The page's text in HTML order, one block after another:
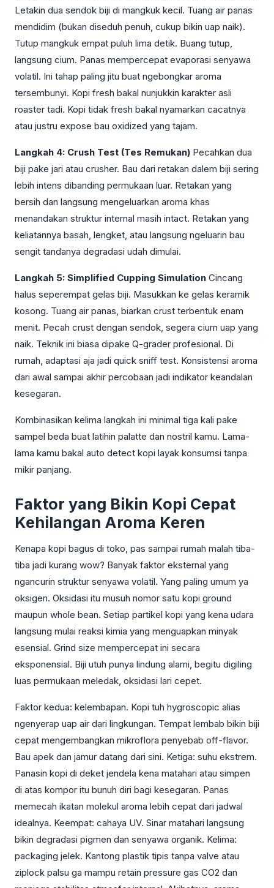
Letakin dua sendok biji di mangkuk kecil. Tuang air panas
mendidim (bukan diseduh penuh, cukup bikin uap naik).
Tutup mangkuk empat puluh lima detik. Buang tutup,
langsung cium. Panas mempercepat evaporasi senyawa
volatil. Ini tahap paling jitu buat ngebongkar aroma
tersembunyi. Kopi fresh bakal nunjukkin karakter asli
roaster tadi. Kopi tidak fresh bakal nyamarkan cacatnya
atau justru expose bau oxidized yang tajam.
Langkah 4: Crush Test (Tes Remukan) Pecahkan dua
biji pake jari atau crusher. Bau dari retakan dalem biji sering
lebih intens dibanding permukaan luar. Retakan yang
bersih dan langsung mengeluarkan aroma khas
menandakan struktur internal masih intact. Retakan yang
keliatannya basah, lengket, atau langsung ngeluarin bau
sengit tandanya degradasi udah dimulai.
Langkah 5: Simplified Cupping Simulation Cincang
halus seperempat gelas biji. Masukkan ke gelas keramik
kosong. Tuang air panas, biarkan crust terbentuk enam
menit. Pecah crust dengan sendok, segera cium uap yang
naik. Teknik ini biasa dipake Q-grader profesional. Di
rumah, adaptasi aja jadi quick sniff test. Konsistensi aroma
dari awal sampai akhir percobaan jadi indikator keandalan
kesegaran.
Kombinasikan kelima langkah ini minimal tiga kali pake
sampel beda buat latihin palatte dan nostril kamu. Lama-
lama kamu bakal auto detect kopi layak konsumsi tanpa
mikir panjang.
Faktor yang Bikin Kopi Cepat
Kehilangan Aroma Keren
Kenapa kopi bagus di toko, pas sampai rumah malah tiba-
tiba jadi kurang wow? Banyak faktor eksternal yang
ngancurin struktur senyawa volatil. Yang paling umum ya
oksigen. Oksidasi itu musuh nomor satu kopi ground
maupun whole bean. Setiap partikel kopi yang kena udara
langsung mulai reaksi kimia yang menguapkan minyak
esensial. Grind size mempercepat ini secara
eksponensial. Biji utuh punya lindung alami, begitu digiling
luas permukaan meledak, oksidasi lari cepet.
Faktor kedua: kelembapan. Kopi tuh hygroscopic alias
ngenyerap uap air dari lingkungan. Tempat lembab bikin biji
cepat mengembangkan mikroflora penyebab off-flavor.
Bau apek dan jamur datang dari sini. Ketiga: suhu ekstrem.
Panasin kopi di deket jendela kena matahari atau simpen
di atas kompor itu bunuh diri bagi kesegaran. Panas
memecah ikatan molekul aroma lebih cepat dari jadwal
idealnya. Keempat: cahaya UV. Sinar matahari langsung
bikin degradasi pigmen dan senyawa organik. Kelima:
packaging jelek. Kantong plastik tipis tanpa valve atau
ziplock palsu ga mampu retain pressure gas CO2 dan